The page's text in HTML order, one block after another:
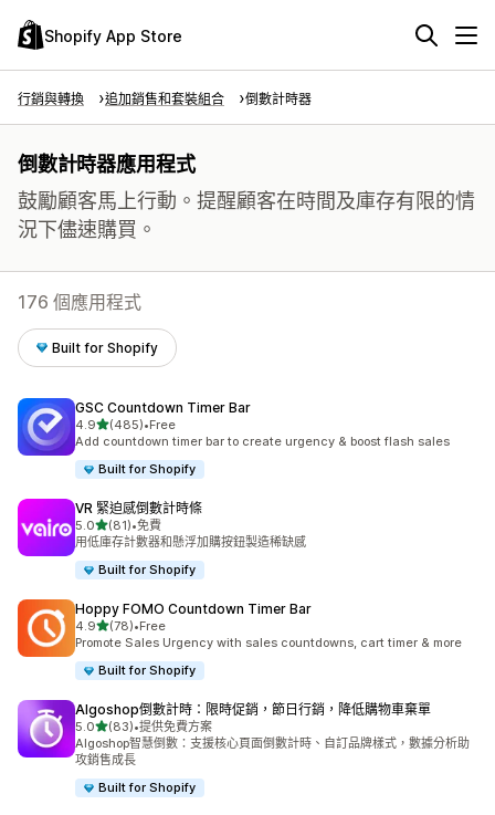
Shopify App Store
行銷與轉換 追加銷售和套裝組合 倒數計時器
倒數計時器應用程式
鼓勵顧客馬上行動。提醒顧客在時間及庫存有限的情
況下儘速購買。
176 個應用程式
Built for Shopify
GSC Countdown Timer Bar
4.9滿分 5 顆星
(485)
共有 485 則評價
•Free
Add countdown timer bar to create urgency & boost flash sales
Built for Shopify
VR 緊迫感倒數計時條
5.0滿分 5 顆星
(81)
共有 81 則評價
•免費
用低庫存計數器和懸浮加購按鈕製造稀缺感
Built for Shopify
Hoppy FOMO Countdown Timer Bar
4.9滿分 5 顆星
(78)
共有 78 則評價
•Free
Promote Sales Urgency with sales countdowns, cart timer & more
Built for Shopify
Algoshop倒數計時：限時促銷，節日行銷，降低購物車棄單
5.0滿分 5 顆星
(83)
共有 83 則評價
•提供免費方案
Algoshop智慧倒數：支援核心頁面倒數計時、自訂品牌樣式，數據分析助
攻銷售成長
Built for Shopify